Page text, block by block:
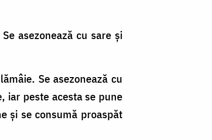
asezonează cu sare și
Se asezonează cu
iar peste acesta se pune
și se consumă proaspăt